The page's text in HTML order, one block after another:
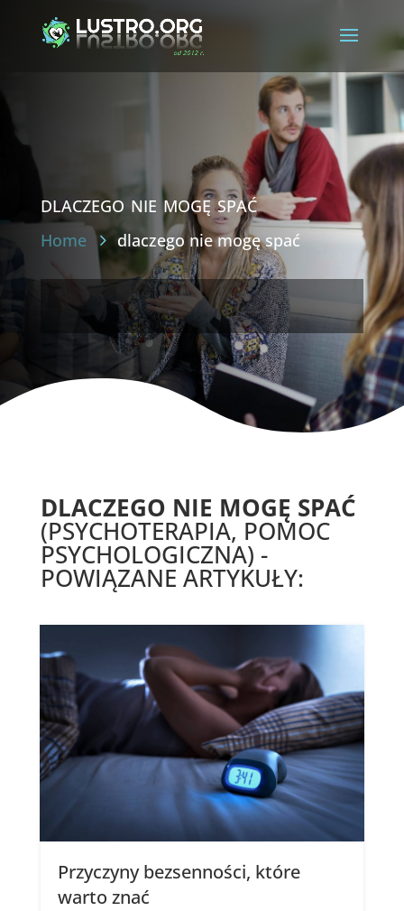
dlaczego nie mogę spać
Home dlaczego nie mogę spać
DLACZEGO NIE MOGĘ SPAĆ
(PSYCHOTERAPIA, POMOC
PSYCHOLOGICZNA) -
POWIĄZANE ARTYKUŁY:
Przyczyny bezsenności, które
warto znać